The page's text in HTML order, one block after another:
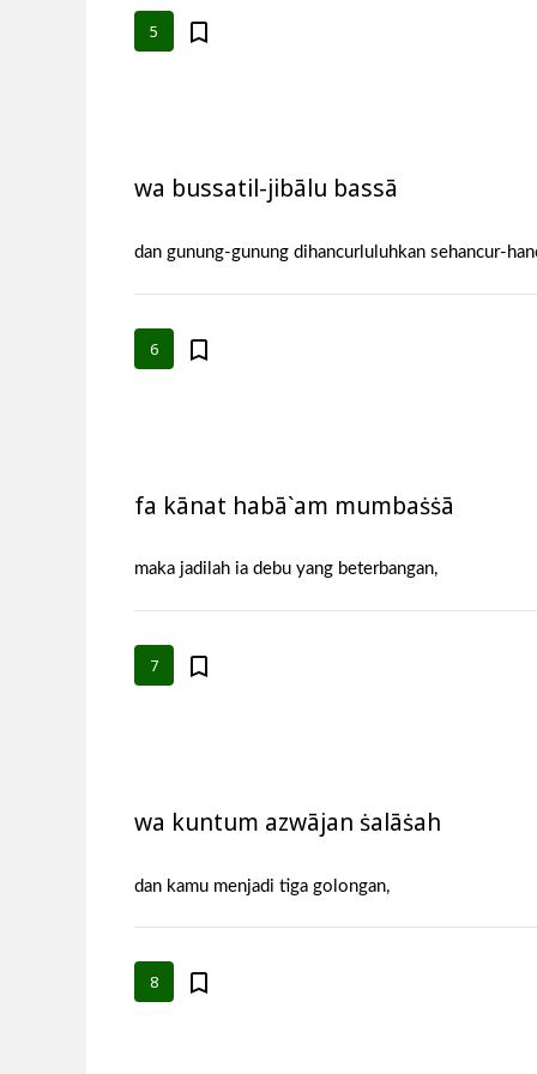
5
wa bussatil-jibālu bassā
dan gunung-gunung dihancurluluhkan sehancur-
6
fa kānat habā`am mumbaṡṡā
maka jadilah ia debu yang beterbangan,
7
wa kuntum azwājan ṡalāṡah
dan kamu menjadi tiga golongan,
8